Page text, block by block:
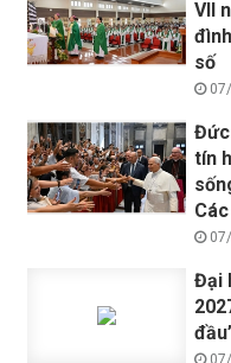
VII
số
Đức
tín
Đại